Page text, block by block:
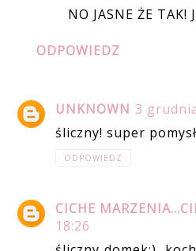
NO JASNE ŻE TAK!
ODPOWIEDZ
UNKNOWN 3
śliczny! super
ODPOWIEDZ
CICHE
18:26